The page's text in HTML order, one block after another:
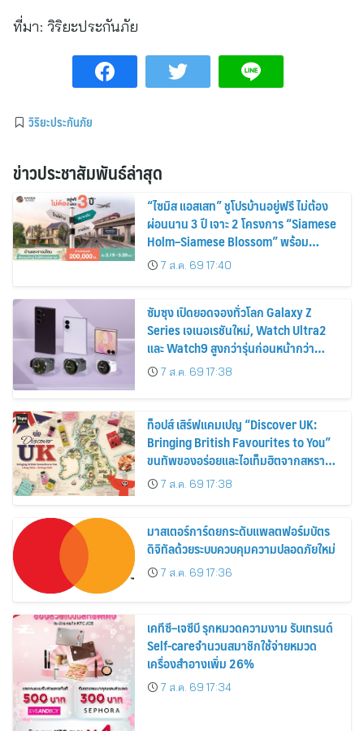
ที่มา: วิริยะประกันภัย
วิริยะประกันภัย
ข่าวประชาสัมพันธ์ล่าสุด
“ไซมิส แอสเสท” ชูโปรบ้านอยู่ฟรี ไม่ต้อง
ผ่อนนาน 3 ปี เจาะ 2 โครงการ “Siamese
Holm–Siamese Blossom” พร้อม
ส่วนลดและสิทธิพิเศษถึง 31 สิงหาคม
2569
7 ส.ค. 69 17:40
ซัมซุง เปิดยอดจองทั่วโลก Galaxy Z
Series เจเนอเรชันใหม่, Watch Ultra2
และ Watch9 สูงกว่ารุ่นก่อนหน้ากว่า
30%7 ส.ค. 69 17:38
ท็อปส์ เสิร์ฟแคมเปญ “Discover UK:
Bringing British Favourites to You”
ขนทัพของอร่อยและไอเท็มฮิตจากสหราช
อาณาจักร ส่งตรงถึงมือตั้งแต่วันนี้ – 18
สิงหาคมนี้
7 ส.ค. 69 17:38
มาสเตอร์การ์ดยกระดับแพลตฟอร์มบัตร
ดิจิทัลด้วยระบบควบคุมความปลอดภัยใหม่
7 ส.ค. 69 17:36
เคทีซี–เจซีบี รุกหมวดความงาม รับเทรนด์
Self-careจำนวนสมาชิกใช้จ่ายหมวด
เครื่องสำอางเพิ่ม 26%
7 ส.ค. 69 17:34